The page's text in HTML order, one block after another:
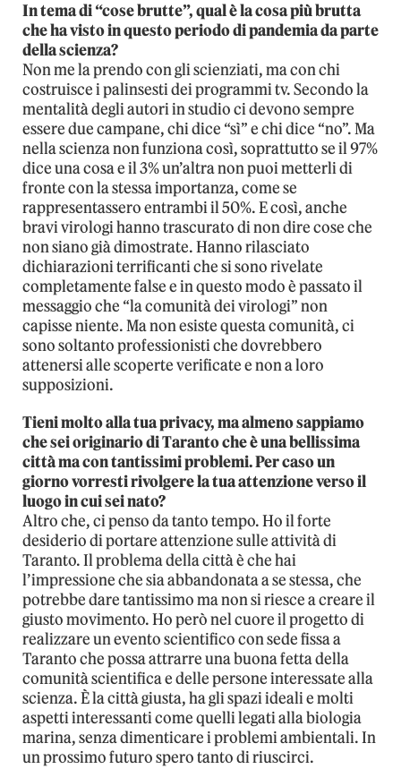
In tema di “cose brutte”, qual è la cosa più brutta
che ha visto in questo periodo di pandemia da parte
della scienza?
Non me la prendo con gli scienziati, ma con chi
costruisce i palinsesti dei programmi tv. Secondo la
mentalità degli autori in studio ci devono sempre
essere due campane, chi dice “sì” e chi dice “no”. Ma
nella scienza non funziona così, soprattutto se il 97%
dice una cosa e il 3% un’altra non puoi metterli di
fronte con la stessa importanza, come se
rappresentassero entrambi il 50%. E così, anche
bravi virologi hanno trascurato di non dire cose che
non siano già dimostrate. Hanno rilasciato
dichiarazioni terrificanti che si sono rivelate
completamente false e in questo modo è passato il
messaggio che “la comunità dei virologi” non
capisse niente. Ma non esiste questa comunità, ci
sono soltanto professionisti che dovrebbero
attenersi alle scoperte verificate e non a loro
supposizioni.
Tieni molto alla tua privacy, ma almeno sappiamo
che sei originario di Taranto che è una bellissima
città ma con tantissimi problemi. Per caso un
giorno vorresti rivolgere la tua attenzione verso il
luogo in cui sei nato?
Altro che, ci penso da tanto tempo. Ho il forte
desiderio di portare attenzione sulle attività di
Taranto. Il problema della città è che hai
l’impressione che sia abbandonata a se stessa, che
potrebbe dare tantissimo ma non si riesce a creare il
giusto movimento. Ho però nel cuore il progetto di
realizzare un evento scientifico con sede fissa a
Taranto che possa attrarre una buona fetta della
comunità scientifica e delle persone interessate alla
scienza. È la città giusta, ha gli spazi ideali e molti
aspetti interessanti come quelli legati alla biologia
marina, senza dimenticare i problemi ambientali. In
un prossimo futuro spero tanto di riuscirci.